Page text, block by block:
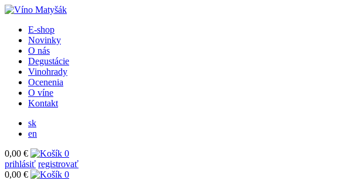
E-shop
Novinky
O nás
Degustácie
Vinohrady
Ocenenia
O víne
Kontakt
sk
en
0,00 €
0
prihlásiť registrovať
0,00 €
0